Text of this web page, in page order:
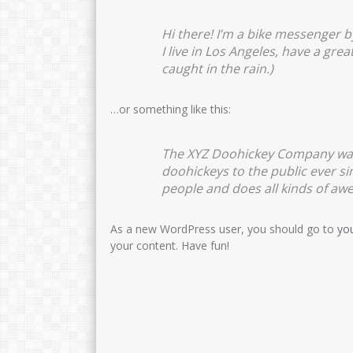
Hi there! I’m a bike messenger
I live in Los Angeles, have a
caught in the rain.)
…or something like this:
The XYZ Doohickey Company
doohickeys to the public ever
people and does all kinds of
As a new WordPress user, you should go to
your content. Have fun!
GTK